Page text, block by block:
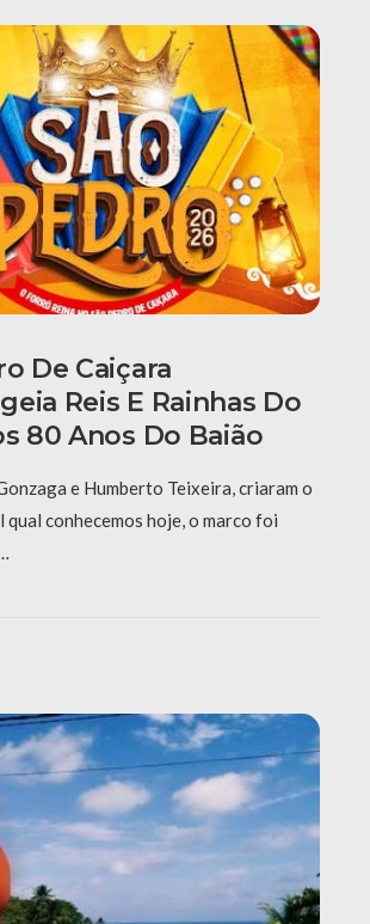
De Caiçara
Reis E Rainhas Do
80 Anos Do Baião
e Humberto Teixeira, criaram o
conhecemos hoje, o marco foi